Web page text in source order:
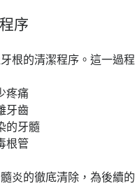
序
根的清潔程序。這一過程
疼痛
牙齒
的牙髓
根管
炎的徹底清除，為後續